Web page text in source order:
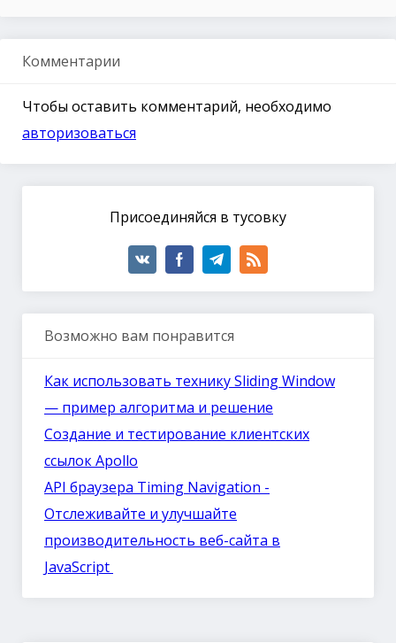
Комментарии
Чтобы оставить комментарий, необходимо
авторизоваться
Присоединяйся в тусовку
Возможно вам понравится
Как использовать технику Sliding Window
— пример алгоритма и решение
Создание и тестирование клиентских
ссылок Apollo
API браузера Timing Navigation -
Отслеживайте и улучшайте
производительность веб-сайта в
JavaScript